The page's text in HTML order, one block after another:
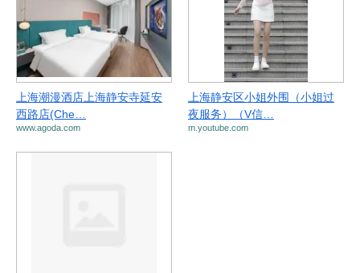
上海潮漫酒店上海静安寺延安
西路店(Che…
www.agoda.com
上海静安区小姐外围（小姐过
夜服务）（V信…
m.youtube.com